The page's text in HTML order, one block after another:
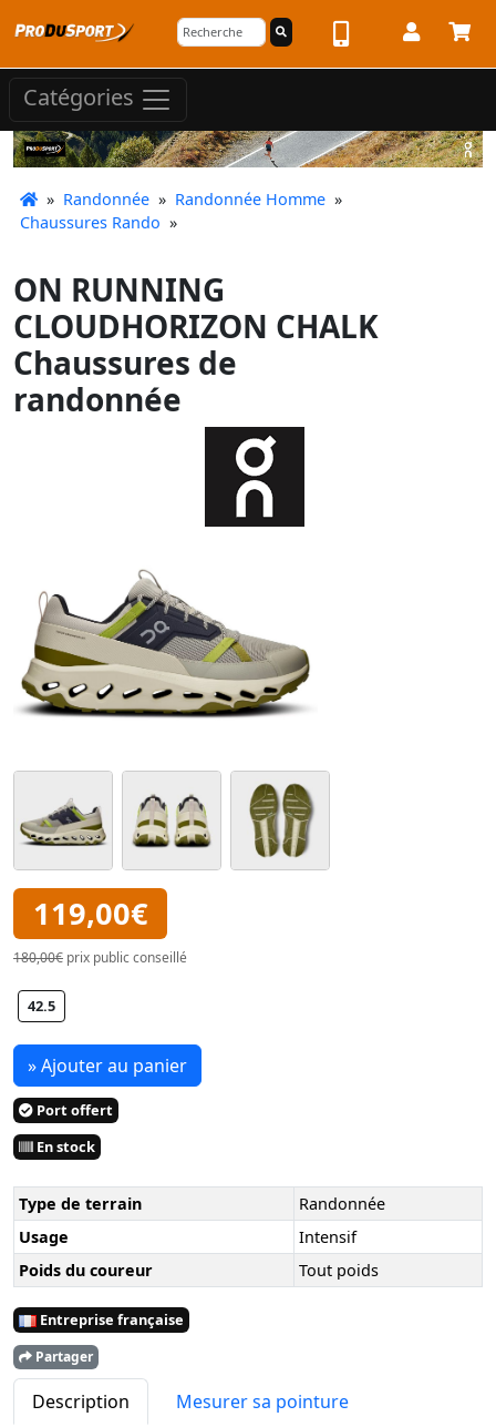
Catégories
» Randonnée » Randonnée Homme »
Chaussures Rando »
ON RUNNING
CLOUDHORIZON CHALK
Chaussures de
randonnée
119,00€
180,00€ prix public conseillé
42.5
» Ajouter au panier
Port offert
En stock
Type de terrain
Randonnée
Usage
Intensif
Poids du coureur
Tout poids
Entreprise française
Partager
Description
Mesurer sa pointure